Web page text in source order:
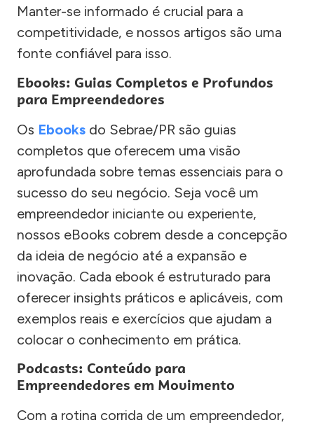
Manter-se informado é crucial para a
competitividade, e nossos artigos são uma
fonte confiável para isso.
Ebooks: Guias Completos e Profundos
para Empreendedores
Os Ebooks do Sebrae/PR são guias
completos que oferecem uma visão
aprofundada sobre temas essenciais para o
sucesso do seu negócio. Seja você um
empreendedor iniciante ou experiente,
nossos eBooks cobrem desde a concepção
da ideia de negócio até a expansão e
inovação. Cada ebook é estruturado para
oferecer insights práticos e aplicáveis, com
exemplos reais e exercícios que ajudam a
colocar o conhecimento em prática.
Podcasts: Conteúdo para
Empreendedores em Movimento
Com a rotina corrida de um empreendedor,